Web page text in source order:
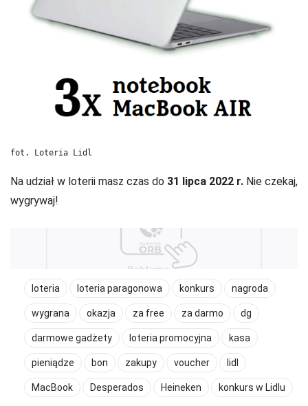
fot. Loteria Lidl
Na udział w loterii masz czas do 31 lipca 2022 r. Nie czekaj,
wygrywaj!
loteria loteria paragonowa konkurs nagroda
wygrana okazja za free za darmo dg
darmowe gadżety loteria promocyjna kasa
pieniądze bon zakupy voucher lidl
MacBook Desperados Heineken konkurs w Lidlu